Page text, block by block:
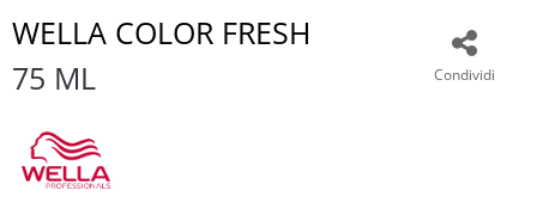
Condividi
WELLA COLOR FRESH
75 ML